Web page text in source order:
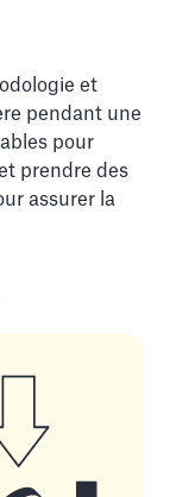
et
pendant une
pour
prendre des
assurer la